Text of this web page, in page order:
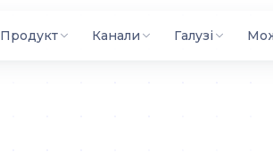
Продукт Канали Галузі